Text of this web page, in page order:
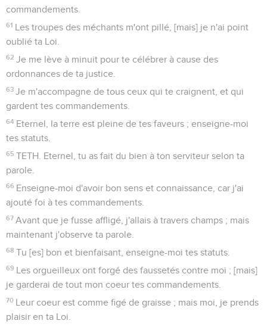
commandements.
61 Les troupes des méchants m'ont pillé, [mais] je n'ai point
oublié ta Loi.
62 Je me lève à minuit pour te célébrer à cause des
ordonnances de ta justice.
63 Je m'accompagne de tous ceux qui te craignent, et qui
gardent tes commandements.
64 Eternel, la terre est pleine de tes faveurs ; enseigne-moi
tes statuts.
65 TETH. Eternel, tu as fait du bien à ton serviteur selon ta
parole.
66 Enseigne-moi d'avoir bon sens et connaissance, car j'ai
ajouté foi à tes commandements.
67 Avant que je fusse affligé, j'allais à travers champs ; mais
maintenant j'observe ta parole.
68 Tu [es] bon et bienfaisant, enseigne-moi tes statuts.
69 Les orgueilleux ont forgé des faussetés contre moi ; [mais]
je garderai de tout mon coeur tes commandements.
70 Leur coeur est comme figé de graisse ; mais moi, je prends
plaisir en ta Loi.